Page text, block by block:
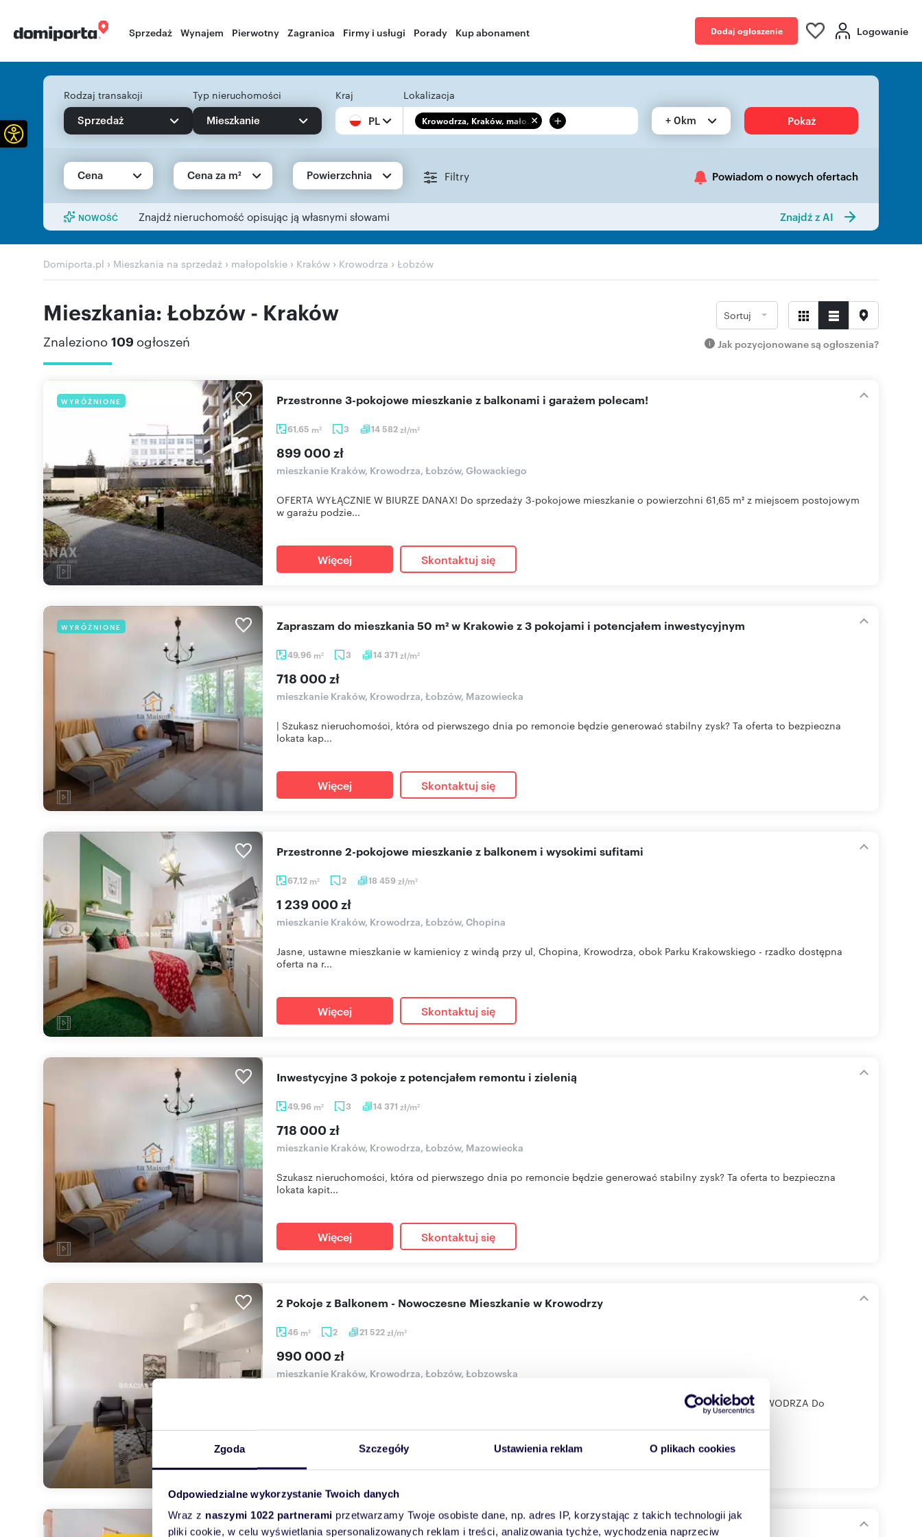
Zgoda Szczegóły Ustawienia reklam O plikach cookies
Odpowiedzialne wykorzystanie Twoich danych
Wraz z naszymi 1022 partnerami przetwarzamy Twoje osobiste dane, np. adres IP, korzystając z takich technologii jak
pliki cookie, w celu wyświetlania spersonalizowanych reklam i treści, analizowania tychże, wychodzenia naprzeciw
Sprzedaż Wynajem Pierwotny Zagranica Firmy i usługi Porady Kup abonament Dodaj ogłoszenie Logowanie
Rodzaj transakcji
Sprzedaż
Typ nieruchomości
Mieszkanie
Kraj
PL
Lokalizacja
Krowodrza, Kraków, mało... + + 0km Pokaż
Cena Cena za m² Powierzchnia Filtry Powiadom o nowych ofertach
NOWOŚĆ Znajdź nieruchomość opisując ją własnymi słowami Znajdź z AI
Domiporta.pl › Mieszkania na sprzedaż › małopolskie › Kraków › Krowodrza › Łobzów
Mieszkania: Łobzów - Kraków
Znaleziono 109 ogłoszeń
Sortuj
Jak pozycjonowane są ogłoszenia?
WYRÓŻNIONE
61,65 m2 3 14 582zł/m2
Przestronne 3-pokojowe mieszkanie z balkonami i garażem polecam!
899 000 zł
mieszkanie Kraków, Krowodrza, Łobzów, Głowackiego
OFERTA WYŁĄCZNIE W BIURZE DANAX! Do sprzedaży 3-pokojowe mieszkanie o powierzchni 61,65 m² z miejscem postojowym
w garażu podzie...
Więcej Skontaktuj się
WYRÓŻNIONE
49,96 m2 3 14 371 zł/m2
Zapraszam do mieszkania 50 m² w Krakowie z 3 pokojami i potencjałem inwestycyjnym
718 000 zł
mieszkanie Kraków, Krowodrza, Łobzów, Mazowiecka
| Szukasz nieruchomości, która od pierwszego dnia po remoncie będzie generować stabilny zysk? Ta oferta to bezpieczna
lokata kap...
Więcej Skontaktuj się
67,12 m2 2 18 459zł/m2
Przestronne 2-pokojowe mieszkanie z balkonem i wysokimi sufitami
1 239 000 zł
mieszkanie Kraków, Krowodrza, Łobzów, Chopina
Jasne, ustawne mieszkanie w kamienicy z windą przy ul, Chopina, Krowodrza, obok Parku Krakowskiego - rzadko dostępna
oferta na r...
Więcej Skontaktuj się
49,96 m2 3 14 371 zł/m2
Inwestycyjne 3 pokoje z potencjałem remontu i zielenią
718 000 zł
mieszkanie Kraków, Krowodrza, Łobzów, Mazowiecka
Szukasz nieruchomości, która od pierwszego dnia po remoncie będzie generować stabilny zysk? Ta oferta to bezpieczna
lokata kapit...
Więcej Skontaktuj się
46 m2 2 21 522zł/m2
2 Pokoje z Balkonem - Nowoczesne Mieszkanie w Krowodrzy
990 000 zł
mieszkanie Kraków, Krowodrza, Łobzów, Łobzowska
Zdjęcia w ogłoszeniu należą do Właściciela oferty 2 POKOJE Z BALKONEM UL. ŁOBZOWSKA - STARA KROWODRZA Do
Sprzedam kawalerkę 21,5 m² z balkonem i komórką w Krakowie
Otwórz pasek narzędzi